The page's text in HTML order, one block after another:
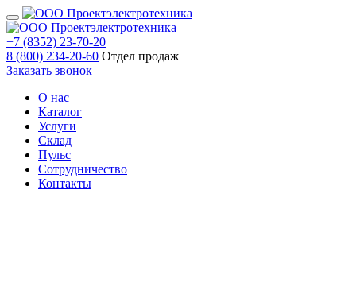
+7 (8352) 23-70-20
8 (800) 234-20-60 Отдел продаж
Заказать звонок
О нас
Каталог
Услуги
Склад
Пульс
Сотрудничество
Контакты